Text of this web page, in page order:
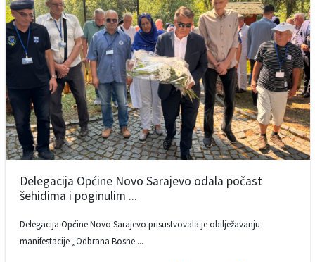
Delegacija Općine Novo Sarajevo odala počast
šehidima i poginulim ...
Delegacija Općine Novo Sarajevo prisustvovala je obilježavanju
manifestacije „Odbrana Bosne ...